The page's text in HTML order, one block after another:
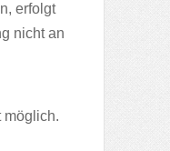
erfolgt
nicht an
möglich.